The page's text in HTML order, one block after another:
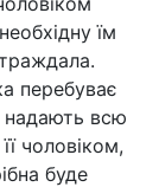
їм
перебуває
надають всю
чоловіком,
буде